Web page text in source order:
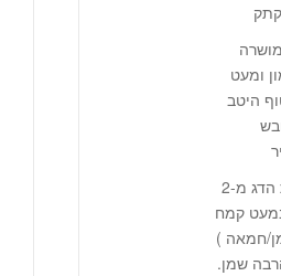
ומעט
היטב
לטבול את הדג מ-2
קמח
חמאה )
שמן.